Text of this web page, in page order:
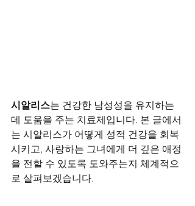
시알리스는 건강한 남성성을 유지하는
데 도움을 주는 치료제입니다. 본 글에서
는 시알리스가 어떻게 성적 건강을 회복
시키고, 사랑하는 그녀에게 더 깊은 애정
을 전할 수 있도록 도와주는지 체계적으
로 살펴보겠습니다.